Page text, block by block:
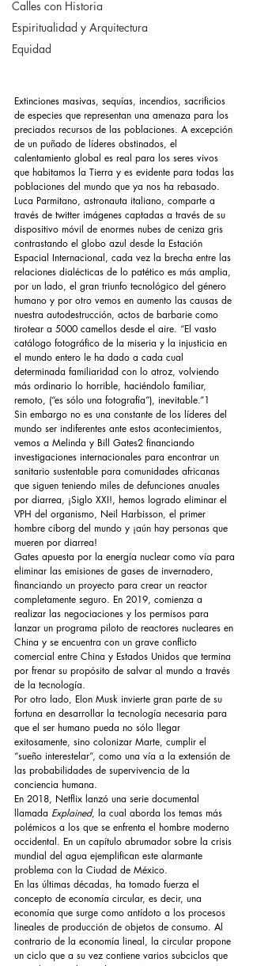
Calles con Historia
Espiritualidad y Arquitectura
Equidad
Extinciones masivas, sequías, incendios, sacrificios
de especies que representan una amenaza para los
preciados recursos de las poblaciones. A excepción
de un puñado de líderes obstinados, el
calentamiento global es real para los seres vivos
que habitamos la Tierra y es evidente para todas las
poblaciones del mundo que ya nos ha rebasado.
Luca Parmitano, astronauta italiano, comparte a
través de twitter imágenes captadas a través de su
dispositivo móvil de enormes nubes de ceniza gris
contrastando el globo azul desde la Estación
Espacial Internacional, cada vez la brecha entre las
relaciones dialécticas de lo patético es más amplia,
por un lado, el gran triunfo tecnológico del género
humano y por otro vemos en aumento las causas de
nuestra autodestrucción, actos de barbarie como
tirotear a 5000 camellos desde el aire. “El vasto
catálogo fotográfico de la miseria y la injusticia en
el mundo entero le ha dado a cada cual
determinada familiaridad con lo atroz, volviendo
más ordinario lo horrible, haciéndolo familiar,
remoto, (“es sólo una fotografía”), inevitable.”1
Sin embargo no es una constante de los líderes del
mundo ser indiferentes ante estos acontecimientos,
vemos a Melinda y Bill Gates2 financiando
investigaciones internacionales para encontrar un
sanitario sustentable para comunidades africanas
que siguen teniendo miles de defunciones anuales
por diarrea, ¡Siglo XXI!, hemos logrado eliminar el
VPH del organismo, Neil Harbisson, el primer
hombre cíborg del mundo y ¡aún hay personas que
mueren por diarrea!
Gates apuesta por la energía nuclear como vía para
eliminar las emisiones de gases de invernadero,
financiando un proyecto para crear un reactor
completamente seguro. En 2019, comienza a
realizar las negociaciones y los permisos para
lanzar un programa piloto de reactores nucleares en
China y se encuentra con un grave conflicto
comercial entre China y Estados Unidos que termina
por frenar su propósito de salvar al mundo a través
de la tecnología.
Por otro lado, Elon Musk invierte gran parte de su
fortuna en desarrollar la tecnología necesaria para
que el ser humano pueda no sólo llegar
exitosamente, sino colonizar Marte, cumplir el
“sueño interestelar”, como una vía a la extensión de
las probabilidades de supervivencia de la
conciencia humana.
En 2018, Netflix lanzó una serie documental
llamada Explained, la cual aborda los temas más
polémicos a los que se enfrenta el hombre moderno
occidental. En un capítulo abrumador sobre la crisis
mundial del agua ejemplifican este alarmante
problema con la Ciudad de México.
En las últimas décadas, ha tomado fuerza el
concepto de economía circular, es decir, una
economía que surge como antídoto a los procesos
lineales de producción de objetos de consumo. Al
contrario de la economía lineal, la circular propone
un ciclo que a su vez contiene varios subciclos que